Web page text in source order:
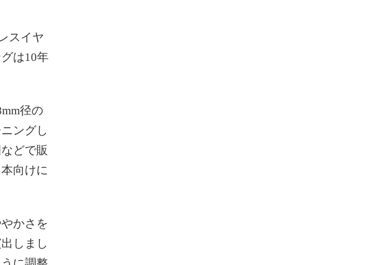
スイヤ
は10年
径の
ングし
どで販
向けに
かさを
しまし